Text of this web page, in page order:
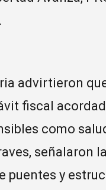
advirtieron
fiscal
como
señalaron
puentes y